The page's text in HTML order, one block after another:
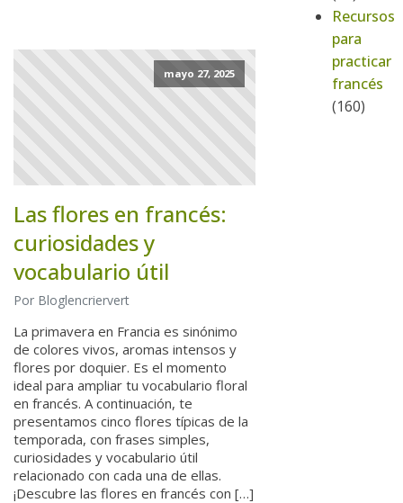
mayo 27, 2025
Las flores en francés:
curiosidades y
vocabulario útil
Por Bloglencriervert
La primavera en Francia es sinónimo
de colores vivos, aromas intensos y
flores por doquier. Es el momento
ideal para ampliar tu vocabulario floral
en francés. A continuación, te
presentamos cinco flores típicas de la
temporada, con frases simples,
curiosidades y vocabulario útil
relacionado con cada una de ellas.
¡Descubre las flores en francés con […]
Recursos
para
practicar
francés
(160)